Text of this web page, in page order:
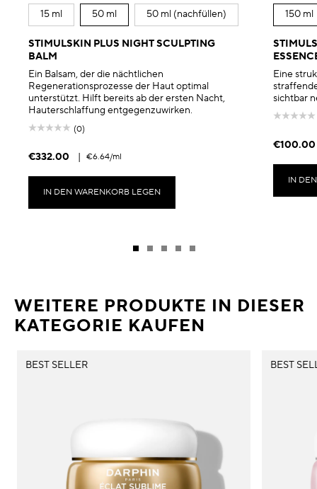
15 ml 50 ml 50 ml (nachfüllen)
STIMULSKIN PLUS NIGHT SCULPTING
BALM
Ein Balsam, der die nächtlichen
Regenerationsprozesse der Haut optimal
unterstützt. Hilft bereits ab der ersten Nacht,
Hauterschlaffung entgegenzuwirken.
(0)
€332.00 | €6.64/ml
IN DEN WARENKORB LEGEN
150 ml
Eine
sichtbar
€100.00
IN
WEITERE PRODUKTE IN DIESER
KATEGORIE KAUFEN
BEST SELLER BEST